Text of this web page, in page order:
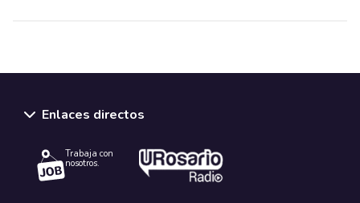
Enlaces directos
Trabaja con
nosotros.